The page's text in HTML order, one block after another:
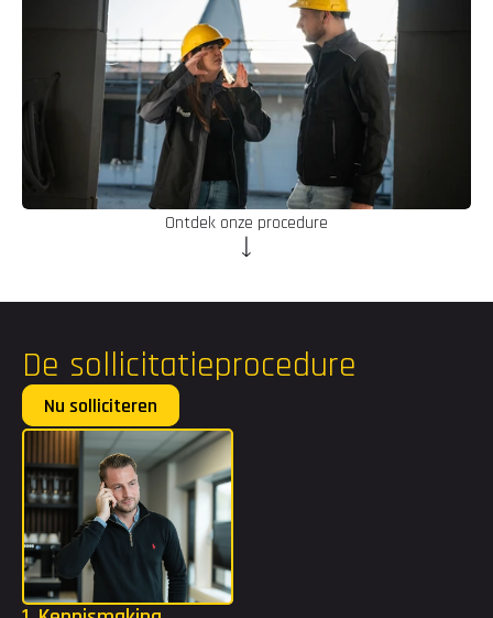
Ontdek onze procedure
De sollicitatieprocedure
Nu solliciteren
Voornaam
Achternaam
E-mail